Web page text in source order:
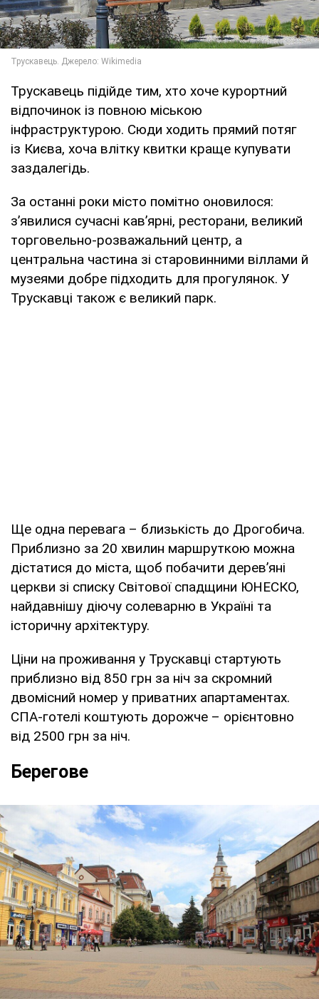
Трускавець підійде тим, хто хоче курортний
відпочинок із повною міською
інфраструктурою. Сюди ходить прямий потяг
із Києва, хоча влітку квитки краще купувати
заздалегідь.
За останні роки місто помітно оновилося:
з’явилися сучасні кав’ярні, ресторани, великий
торговельно-розважальний центр, а
центральна частина зі старовинними віллами й
музеями добре підходить для прогулянок. У
Трускавці також є великий парк.
Ще одна перевага – близькість до Дрогобича.
Приблизно за 20 хвилин маршруткою можна
дістатися до міста, щоб побачити дерев’яні
церкви зі списку Світової спадщини ЮНЕСКО,
найдавнішу діючу солеварню в Україні та
історичну архітектуру.
Ціни на проживання у Трускавці стартують
приблизно від 850 грн за ніч за скромний
двомісний номер у приватних апартаментах.
СПА-готелі коштують дорожче – орієнтовно
від 2500 грн за ніч.
Берегове